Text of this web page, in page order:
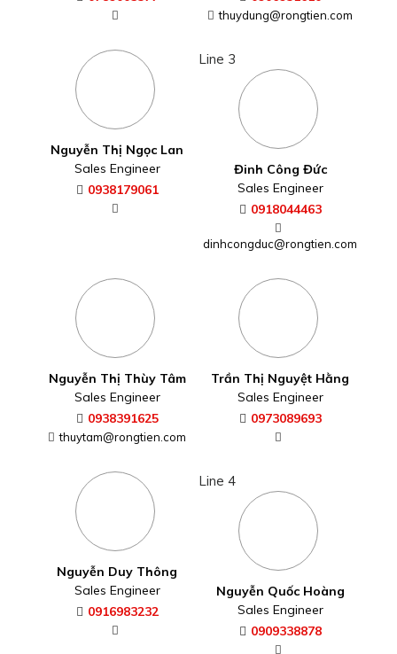
thuydung@rongtien.com
Nguyễn Thị Ngọc Lan
Sales Engineer
0938179061
Line 3
Đinh Công Đức
Sales Engineer
0918044463
dinhcongduc@rongtien.com
Nguyễn Thị Thùy Tâm
Sales Engineer
0938391625
thuytam@rongtien.com
Trần Thị Nguyệt Hằng
Sales Engineer
0973089693
Nguyễn Duy Thông
Sales Engineer
0916983232
Line 4
Nguyễn Quốc Hoàng
Sales Engineer
0909338878